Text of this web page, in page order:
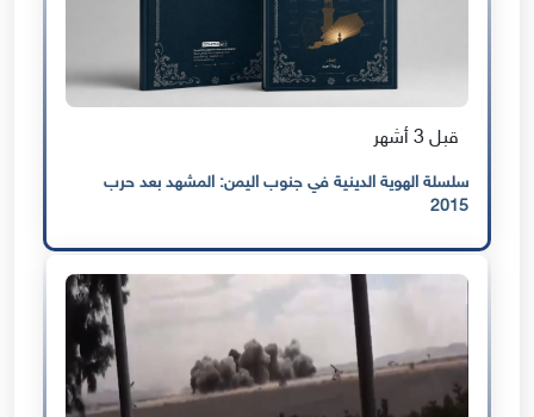
قبل 3 أشهر
سلسلة الهوية الدينية في جنوب اليمن: المشهد بعد حرب
2015